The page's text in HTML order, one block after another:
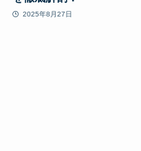
2025年8月27日